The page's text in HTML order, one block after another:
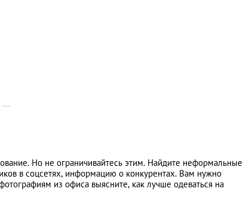
Но не ограничивайтесь этим. Найдите неформальные
в соцсетях, информацию о конкурентах. Вам нужно
из офиса выясните, как лучше одеваться на